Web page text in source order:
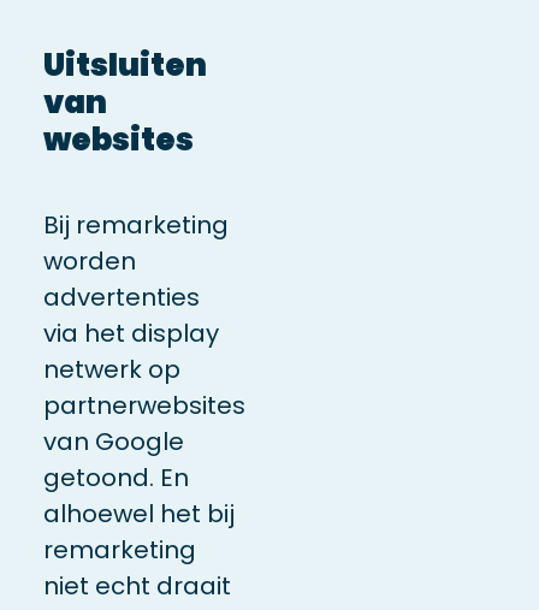
Uitsluiten
van
websites
Bij remarketing
worden
advertenties
via het display
netwerk op
partnerwebsites
van Google
getoond. En
alhoewel het bij
remarketing
niet echt draait